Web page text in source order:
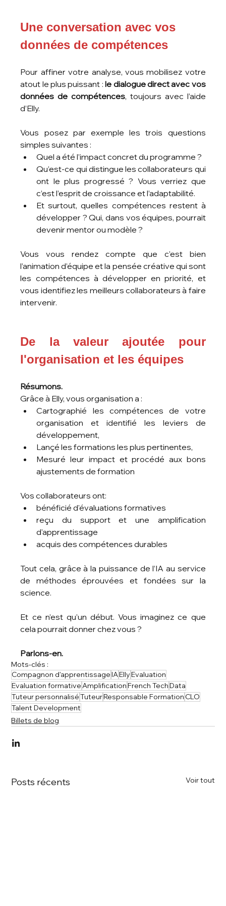
Une conversation avec vos
données de compétences
Pour affiner votre analyse, vous mobilisez votre
atout le plus puissant : le dialogue direct avec vos
données de compétences, toujours avec l’aide
d’Elly.
Vous posez par exemple les trois questions
simples suivantes :
Quel a été l’impact concret du programme ?
Qu’est-ce qui distingue les collaborateurs qui
ont le plus progressé ? Vous verriez que
c’est l’esprit de croissance et l’adaptabilité.
Et surtout, quelles compétences restent à
développer ? Qui, dans vos équipes, pourrait
devenir mentor ou modèle ?
Vous vous rendez compte que c’est bien
l’animation d’équipe et la pensée créative qui sont
les compétences à développer en priorité, et
vous identifiez les meilleurs collaborateurs à faire
intervenir.
De la valeur ajoutée pour
l'organisation et les équipes
Résumons.
Grâce à Elly, vous organisation a :
Cartographié les compétences de votre
organisation et identifié les leviers de
développement,
Lançé les formations les plus pertinentes,
Mesuré leur impact et procédé aux bons
ajustements de formation
Vos collaborateurs ont:
bénéficié d'évaluations formatives
reçu du support et une amplification
d'apprentissage
acquis des compétences durables
Tout cela, grâce à la puissance de l’IA au service
de méthodes éprouvées et fondées sur la
science.
Et ce n’est qu’un début. Vous imaginez ce que
cela pourrait donner chez vous ?
Parlons-en.
Mots-clés :
Compagnon d'apprentissageIAEllyEvaluation
Evaluation formative AmplificationFrench TechData
Tuteur personnaliséTuteurResponsable Formation CLO
Talent Development
Billets de blog
Posts récents Voir tout